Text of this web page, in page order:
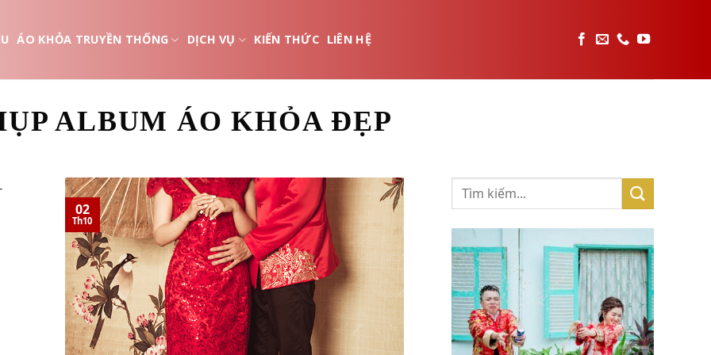
ÁO KHỎA TRUYỀN THỐNG DỊCH VỤ KIẾN THỨC LIÊN HỆ
ALBUM ÁO KHỎA ĐẸP
02
Th10